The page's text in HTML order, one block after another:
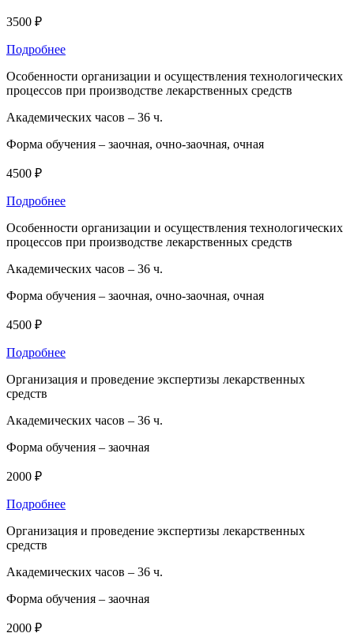
3500 ₽
Подробнее
Особенности организации и осуществления технологических
процессов при производстве лекарственных средств
Академических часов – 36 ч.
Форма обучения – заочная, очно-заочная, очная
4500 ₽
Подробнее
Особенности организации и осуществления технологических
процессов при производстве лекарственных средств
Академических часов – 36 ч.
Форма обучения – заочная, очно-заочная, очная
4500 ₽
Подробнее
Организация и проведение экспертизы лекарственных
средств
Академических часов – 36 ч.
Форма обучения – заочная
2000 ₽
Подробнее
Организация и проведение экспертизы лекарственных
средств
Академических часов – 36 ч.
Форма обучения – заочная
2000 ₽